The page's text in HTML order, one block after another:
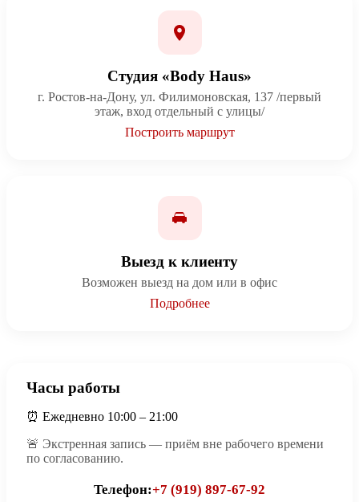
Студия «Body Haus»
г. Ростов-на-Дону, ул. Филимоновская, 137 /первый
этаж, вход отдельный с улицы/
Построить маршрут
Выезд к клиенту
Возможен выезд на дом или в офис
Подробнее
Часы работы
⏰ Ежедневно 10:00 – 21:00
🚨 Экстренная запись — приём вне рабочего времени
по согласованию.
Телефон:+7 (919) 897-67-92